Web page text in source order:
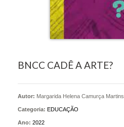
BNCC CADÊ A ARTE?
Autor: Margarida Helena Camurça Martins
Categoria: EDUCAÇÃO
Ano: 2022